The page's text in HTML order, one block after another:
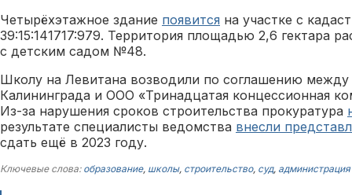
Четырёхэтажное здание появится на участке с
39:15:141717:979. Территория площадью 2,6 гектара
с детским садом №48.
Школу на Левитана возводили по соглашению
Калининграда и ООО «Тринадцатая концессионная
Из-за нарушения сроков строительства прокуратура
результате специалисты ведомства внесли
сдать ещё в 2023 году.
Ключевые слова: образование, школы, строительство, суд,